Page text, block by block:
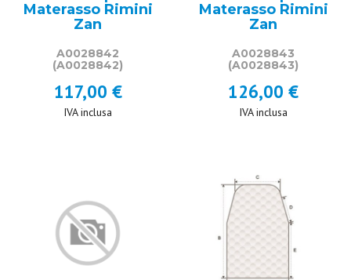
Materasso Rimini
Zan
A0028842
(A0028842)
117,00 €
IVA inclusa
Materasso Rimini
Zan
A0028843
(A0028843)
126,00 €
IVA inclusa